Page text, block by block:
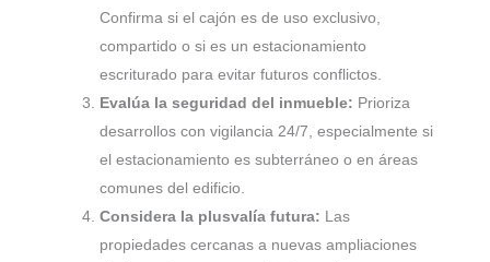
Confirma si el cajón es de uso exclusivo,
compartido o si es un estacionamiento
escriturado para evitar futuros conflictos.
Evalúa la seguridad del inmueble: Prioriza
desarrollos con vigilancia 24/7, especialmente si
el estacionamiento es subterráneo o en áreas
comunes del edificio.
Considera la plusvalía futura: Las
propiedades cercanas a nuevas ampliaciones